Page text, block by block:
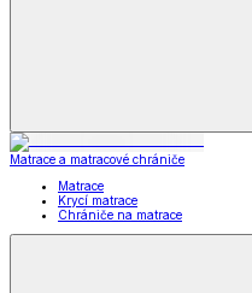
Matrace a matracové chrániče
Matrace
Krycí matrace
Chrániče na matrace